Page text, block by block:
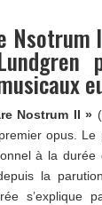
Nostrum II »
opus. Le
à la
la
s’explique